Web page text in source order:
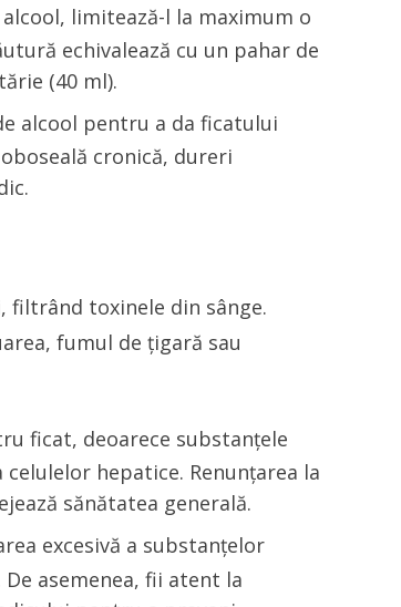
limitează-l la maximum o
echivalează cu un pahar de
(40 ml).
alcool pentru a da ficatului
cronică, dureri
filtrând toxinele din sânge.
fumul de țigară sau
ficat, deoarece substanțele
hepatice. Renunțarea la
sănătatea generală.
excesivă a substanțelor
asemenea, fii atent la